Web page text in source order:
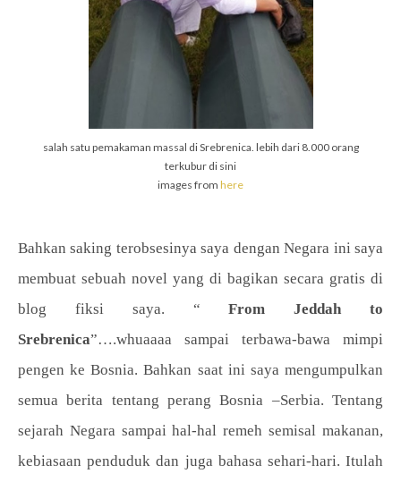
salah satu pemakaman massal di Srebrenica. lebih dari 8.000 orang
terkubur di sini
images from here
Bahkan saking terobsesinya saya dengan Negara ini saya
membuat sebuah novel yang di bagikan secara gratis di
blog fiksi saya. “From Jeddah to
Srebrenica”….whuaaaa sampai terbawa-bawa mimpi
pengen ke Bosnia. Bahkan saat ini saya mengumpulkan
semua berita tentang perang Bosnia –Serbia. Tentang
sejarah Negara sampai hal-hal remeh semisal makanan,
kebiasaan penduduk dan juga bahasa sehari-hari. Itulah